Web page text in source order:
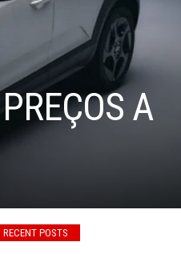
A
RECENT POSTS